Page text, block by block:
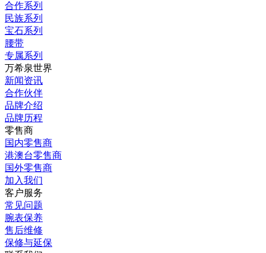
合作系列
民族系列
宝石系列
腰带
专属系列
万希泉世界
新闻资讯
合作伙伴
品牌介绍
品牌历程
零售商
国内零售商
港澳台零售商
国外零售商
加入我们
客户服务
常见问题
腕表保养
售后维修
保修与延保